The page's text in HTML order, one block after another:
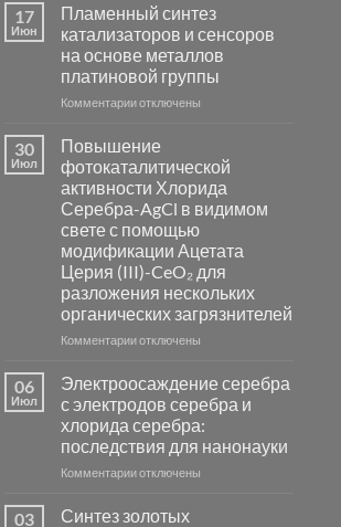
17
Июн
Пламенный синтез
катализаторов и сенсоров
на основе металлов
платиновой группы
Комментариик
синтез
катализаторов
и
сенсоров
на
основе
металлов
платиновой
группы
отключены
30
Июл
Повышение
фотокаталитической
активности Хлорида
Серебра-AgCl в видимом
свете с помощью
модификации Ацетата
Церия (III)-CeO₂ для
разложения нескольких
органических загрязнителей
Комментариик
фотокаталитической
активности
Хлорида
Серебра-
AgCl
отключены
06
Июл
Электроосаждение серебра
с электродов серебра и
хлорида серебра:
последствия для нанонауки
Комментариикотключены
03
Синтез золотых